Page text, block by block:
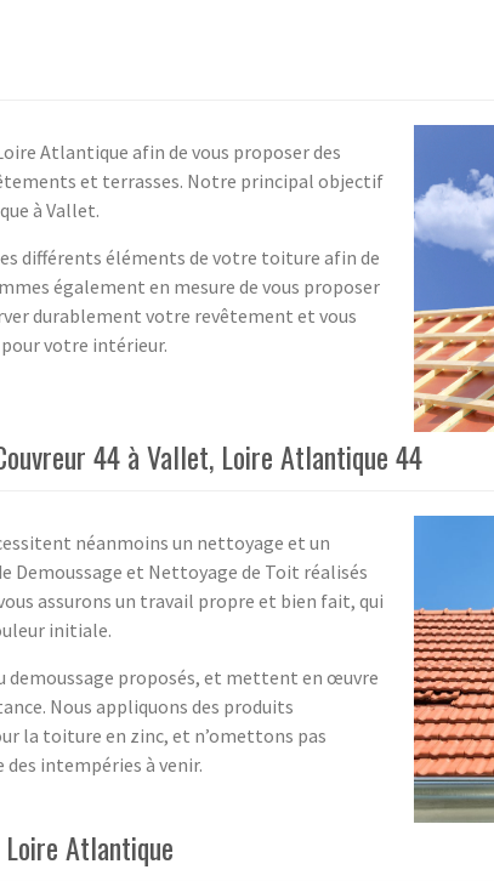
Atlantique afin de vous proposer des
et terrasses. Notre principal objectif
à Vallet.
différents éléments de votre toiture afin de
également en mesure de vous proposer
durablement votre revêtement et vous
votre intérieur.
44 à Vallet, Loire Atlantique 44
néanmoins un nettoyage et un
Demoussage et Nettoyage de Toit réalisés
assurons un travail propre et bien fait, qui
initiale.
demoussage proposés, et mettent en œuvre
Nous appliquons des produits
la toiture en zinc, et n’omettons pas
intempéries à venir.
Atlantique